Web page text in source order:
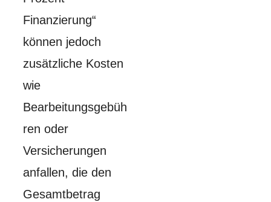
Finanzierung“
können jedoch
zusätzliche Kosten
wie
Bearbeitungsgebüh
ren oder
Versicherungen
anfallen, die den
Gesamtbetrag